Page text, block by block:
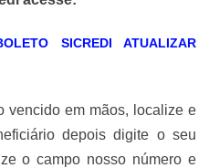
SICREDI ATUALIZAR
vencido em mãos, localize e
depois digite o seu
o campo nosso número e